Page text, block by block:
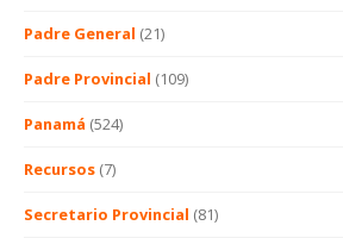
Padre General (21)
Padre Provincial (109)
Panamá (524)
Recursos (7)
Secretario Provincial (81)